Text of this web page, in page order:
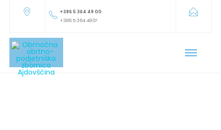
+386 5 364 49 00
+386 5 364 49 07